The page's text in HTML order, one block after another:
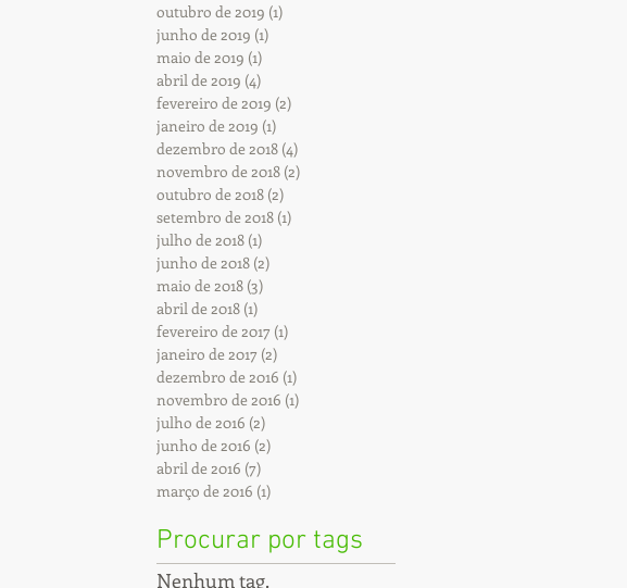
outubro de 2019 (1)
junho de 2019 (1)
maio de 2019 (1)
abril de 2019 (4)
fevereiro de 2019 (2)
janeiro de 2019 (1)
dezembro de 2018 (4)
novembro de 2018 (2)
outubro de 2018 (2)
setembro de 2018 (1)
julho de 2018 (1)
junho de 2018 (2)
maio de 2018 (3)
abril de 2018 (1)
fevereiro de 2017 (1)
janeiro de 2017 (2)
dezembro de 2016 (1)
novembro de 2016 (1)
julho de 2016 (2)
junho de 2016 (2)
abril de 2016 (7)
março de 2016 (1)
Procurar por tags
Nenhum tag.